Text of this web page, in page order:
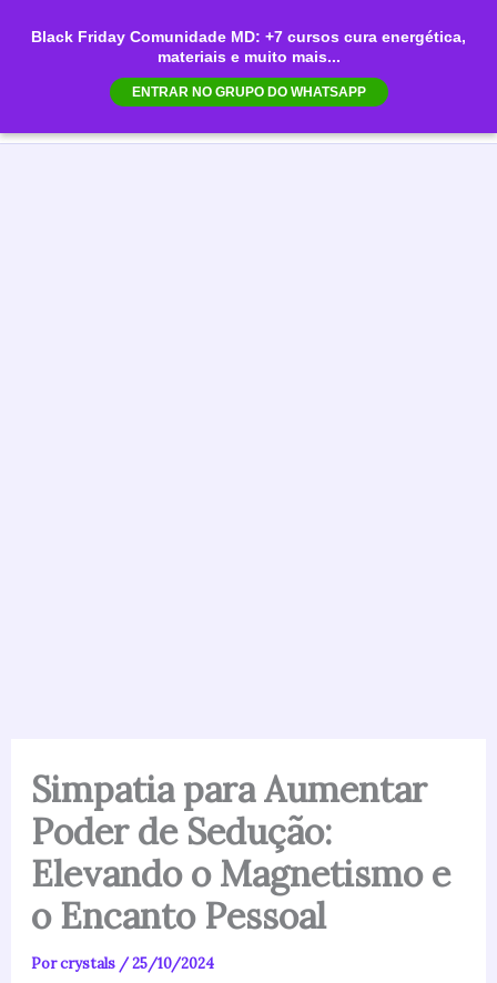
Black Friday Comunidade MD: +7 cursos cura energética,
materiais e muito mais...
ENTRAR NO GRUPO DO WHATSAPP
para
Simpatia para Aumentar
Poder de Sedução:
Elevando o Magnetismo e
o Encanto Pessoal
Porcrystals /25/10/2024